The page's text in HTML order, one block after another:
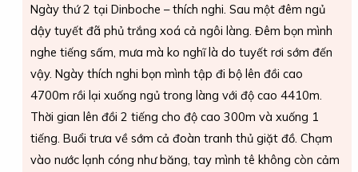
Ngày thứ 2 tại Dinboche – thích nghi. Sau một đêm ngủ
dậy tuyết đã phủ trắng xoá cả ngôi làng. Đêm bọn mình
nghe tiếng sấm, mưa mà ko nghĩ là do tuyết rơi sớm đến
vậy. Ngày thích nghi bọn mình tập đi bộ lên đồi cao
4700m rồi lại xuống ngủ trong làng với độ cao 4410m.
Thời gian lên đồi 2 tiếng cho độ cao 300m và xuống 1
tiếng. Buổi trưa về sớm cả đoàn tranh thủ giặt đồ. Chạm
vào nước lạnh cóng như băng, tay mình tê không còn cảm